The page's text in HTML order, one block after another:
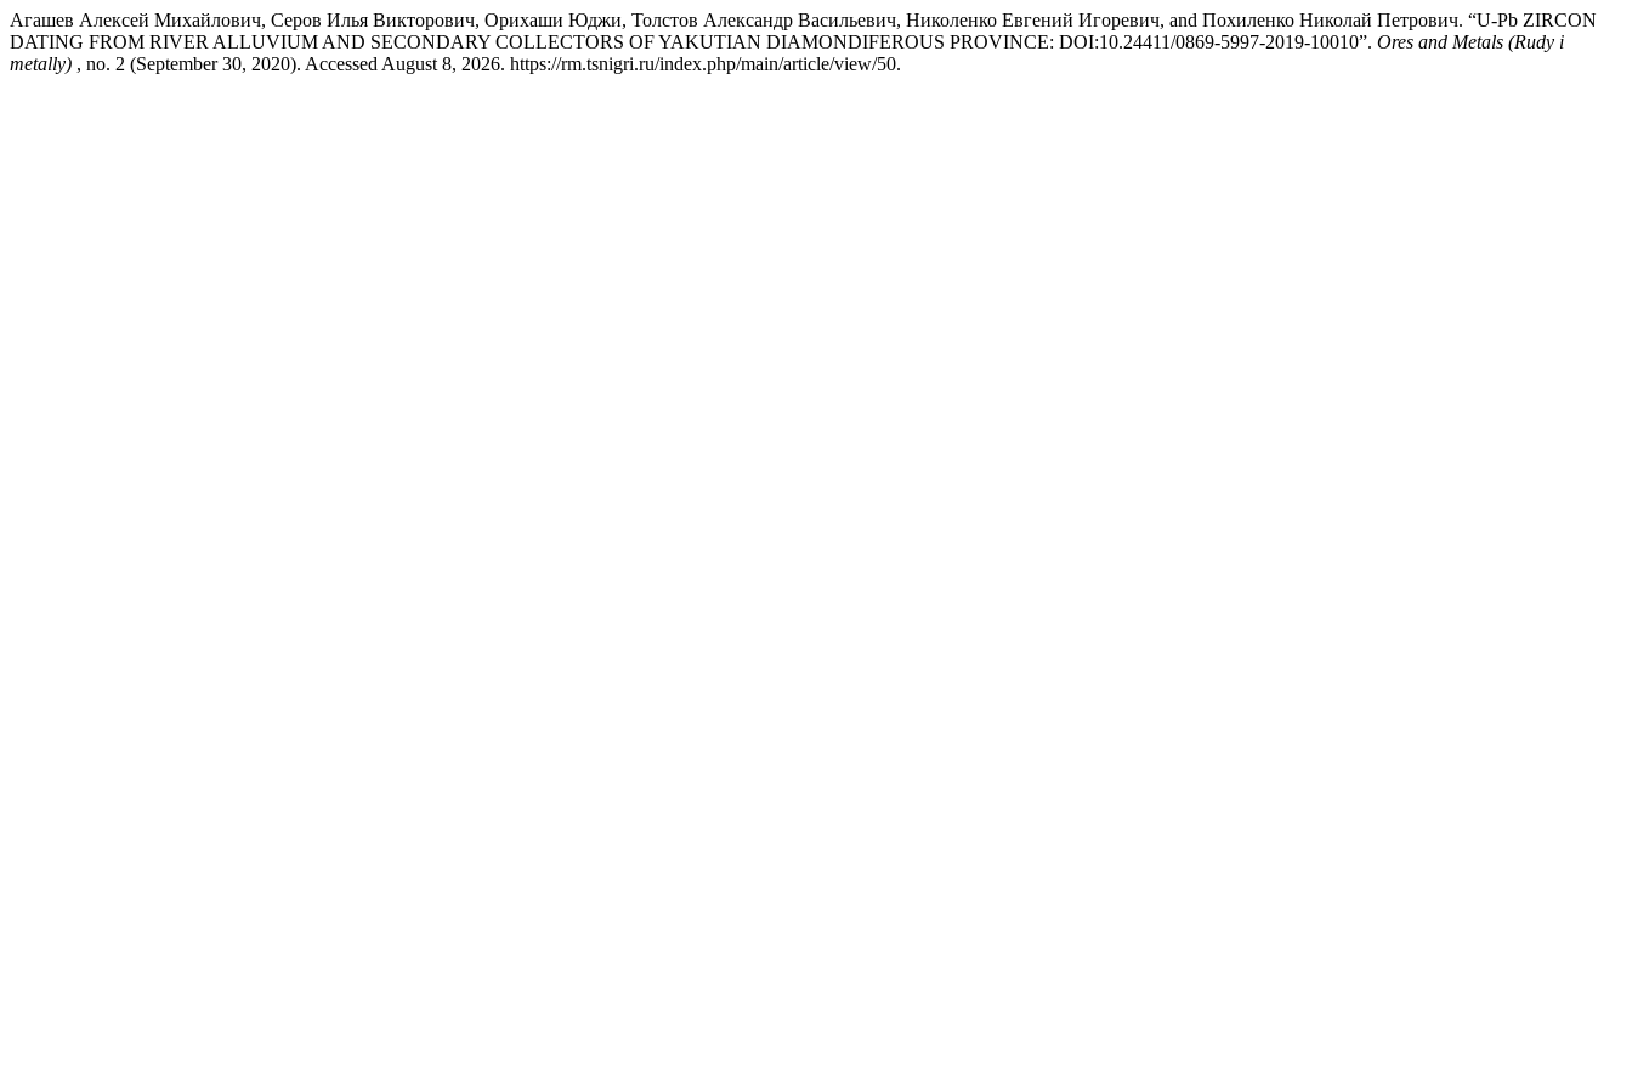
Агашев Алексей Михайлович, Серов Илья Викторович, Орихаши Юджи, Толстов Александр Васильевич, Николенко Евгений Игоревич, and Похиленко Николай Петрович. “U-Pb ZIRCON
DATING FROM RIVER ALLUVIUM AND SECONDARY COLLECTORS OF YAKUTIAN DIAMONDIFEROUS PROVINCE: DOI:10.24411/0869-5997-2019-10010”. Ores and Metals (Rudy i
metally) , no. 2 (September 30, 2020). Accessed August 8, 2026. https://rm.tsnigri.ru/index.php/main/article/view/50.